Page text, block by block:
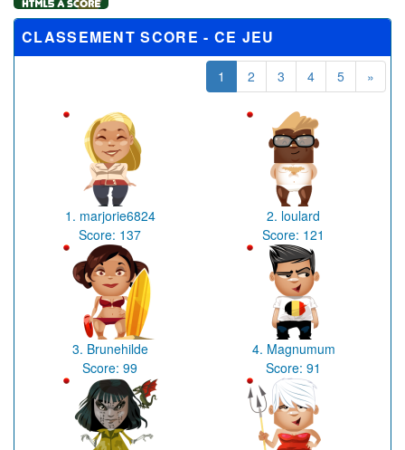
CLASSEMENT SCORE - CE JEU
1 2 3 4 5 »
1. marjorie6824
Score: 137
2. loulard
Score: 121
3. Brunehilde
Score:99
4. Magnumum
Score:91